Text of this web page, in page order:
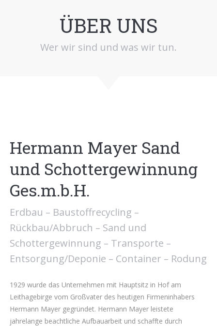
ÜBER UNS
Wer wir sind und was wir tun.
Hermann Mayer Sand
und Schottergewinnung
Ges.m.b.H.
Erdbau – Baustoffrecycling –
Rückbau/Abbruch – Sand und
Schottergewinnung – Transporte –
Entsorgung/Deponie – Container – Rodung
1929 wurde das Unternehmen mit Hauptsitz in Hof am
Leithagebirge vom Großvater des heutigen Firmeninhabers
Hermann Mayer gegründet. Hermann Mayer leistete
jahrelange beachtliche Aufbauarbeit und schaffte durch